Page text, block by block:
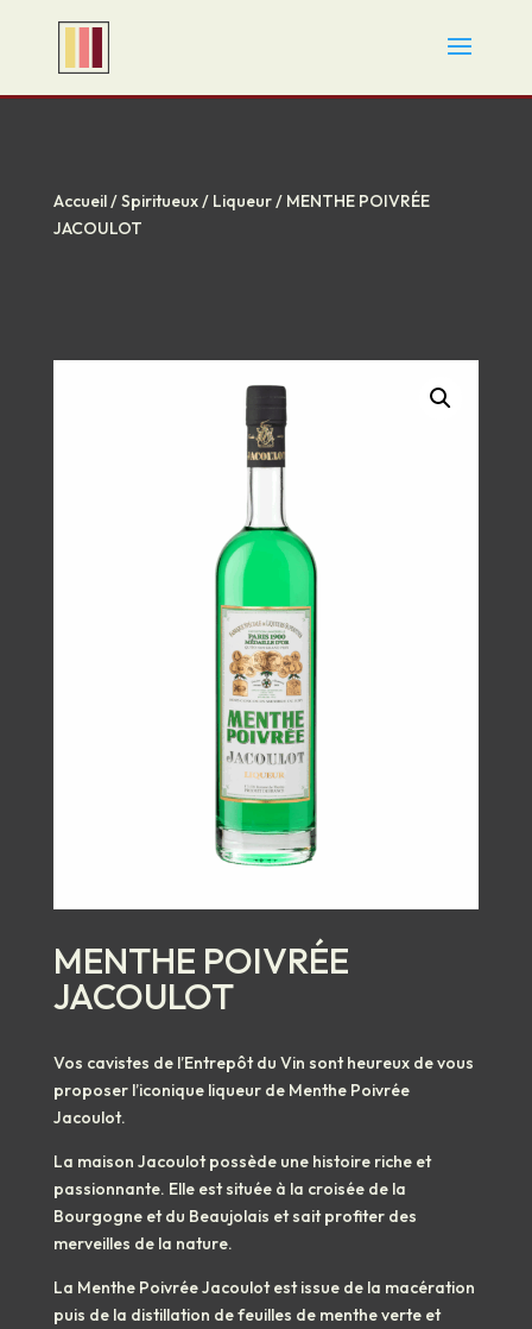
Accueil/Spiritueux/ Liqueur/ MENTHE POIVRÉE
JACOULOT
MENTHE POIVRÉE
JACOULOT
Vos cavistes de l’Entrepôt du Vin sont heureux de vous
proposer l’iconique liqueur de Menthe Poivrée
Jacoulot.
La maison Jacoulot possède une histoire riche et
passionnante. Elle est située à la croisée de la
Bourgogne et du Beaujolais et sait profiter des
merveilles de la nature.
La Menthe Poivrée Jacoulot est issue de la macération
puis de la distillation de feuilles de menthe verte et